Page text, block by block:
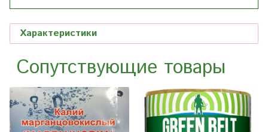
Характеристики
Сопутствующие товары